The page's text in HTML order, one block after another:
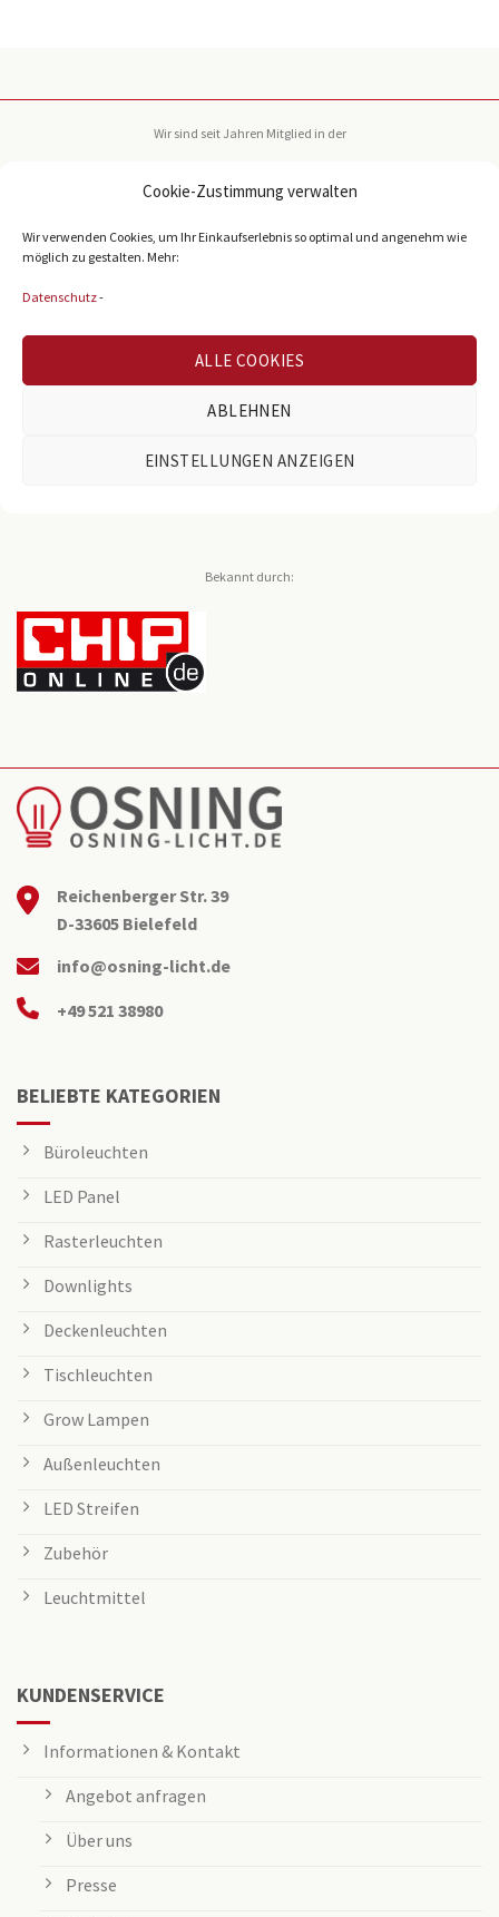
Cookie-Zustimmung verwalten
Wir verwenden Cookies, um Ihr Einkaufserlebnis so optimal und angenehm wie
möglich zu gestalten. Mehr:
Datenschutz-
ALLE COOKIES
ABLEHNEN
EINSTELLUNGEN ANZEIGEN
Wir sind seit Jahren Mitglied in der
Bekannt durch:
Reichenberger Str. 39
D-33605 Bielefeld
info@osning-licht.de
+49 521 38980
BELIEBTE KATEGORIEN
Büroleuchten
LED Panel
Rasterleuchten
Downlights
Deckenleuchten
Tischleuchten
Grow Lampen
Außenleuchten
LED Streifen
Zubehör
Leuchtmittel
KUNDENSERVICE
Informationen & Kontakt
Angebot anfragen
Über uns
Presse